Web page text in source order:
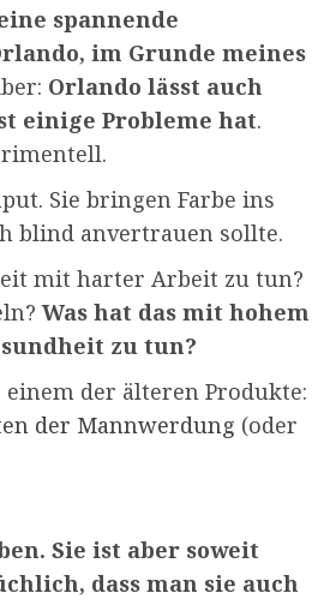
spannende
im Grunde meines
Orlando lässt auch
einige Probleme hat.
Sie bringen Farbe ins
blind anvertrauen sollte.
mit harter Arbeit zu tun?
Was hat das mit hohem
zu tun?
der älteren Produkte:
der Mannwerdung (oder
Sie ist aber soweit
dass man sie auch